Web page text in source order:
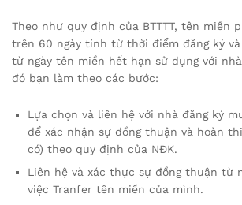
Theo như quy định của BTTTT, tên miền
trên 60 ngày tính từ thời điểm đăng ký
từ ngày tên miền hết hạn sử dụng với
đó bạn làm theo các bước:
Lựa chọn và liên hệ với nhà đăng ký
để xác nhận sự đồng thuận và hoàn
có) theo quy định của NĐK.
Liên hệ và xác thực sự đồng thuận từ
việc Tranfer tên miền của mình.